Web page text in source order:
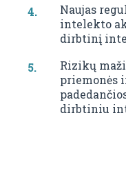
Naujas
intelekto
dirbtinį
Rizikų
priemonės
dirbtiniu